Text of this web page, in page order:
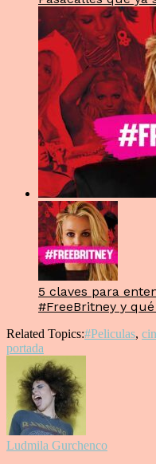
5 claves para
#FreeBritney y
Related Topics:#Peliculas,
portada
Ludmila Gurchenco